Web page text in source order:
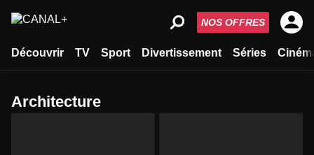
Découvrir TV Sport Divertissement Séries
NOS OFFRES
architecture